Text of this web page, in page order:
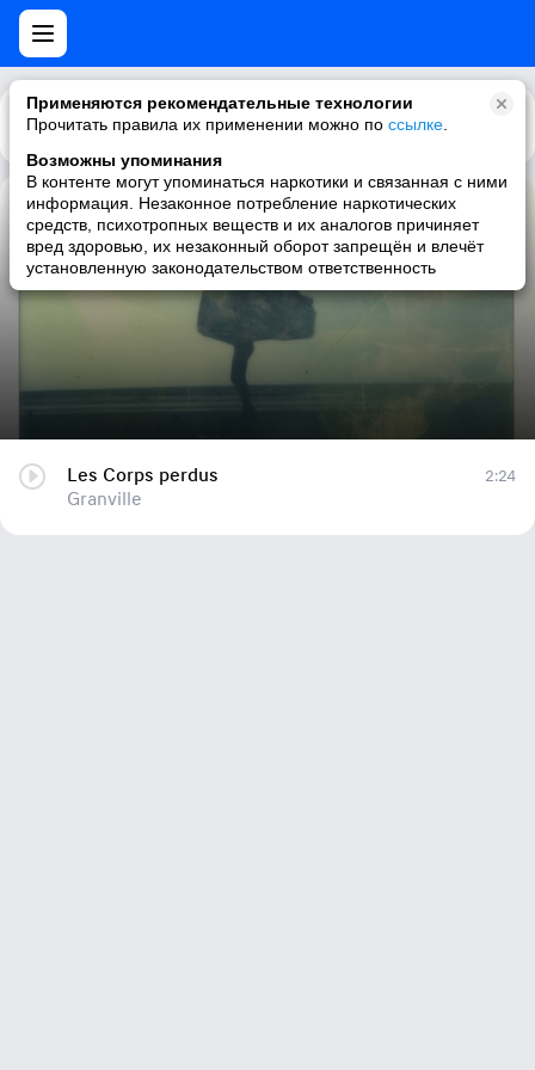
Применяются рекомендательные технологии
Прочитать правила их применении можно по ссылке
Возможны упоминания
В контенте могут упоминаться наркотики и связанная с ними
информация. Незаконное потребление наркотических
средств, психотропных веществ и их аналогов причиняет
вред здоровью, их незаконный оборот запрещён и влечёт
установленную законодательством ответственность
Каталог Рекомендации
Les Corps perdus
Granville
Les Corps perdus
Granville
2:24